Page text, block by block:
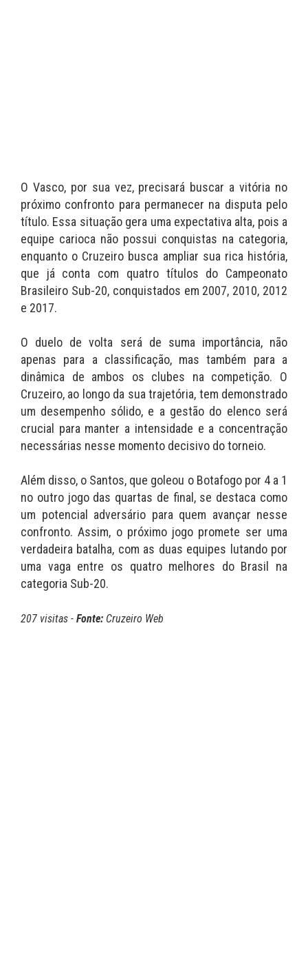
O Vasco, por sua vez, precisará buscar a vitória no
próximo confronto para permanecer na disputa pelo
título. Essa situação gera uma expectativa alta, pois a
equipe carioca não possui conquistas na categoria,
enquanto o Cruzeiro busca ampliar sua rica história,
que já conta com quatro títulos do Campeonato
Brasileiro Sub-20, conquistados em 2007, 2010, 2012
e 2017.
O duelo de volta será de suma importância, não
apenas para a classificação, mas também para a
dinâmica de ambos os clubes na competição. O
Cruzeiro, ao longo da sua trajetória, tem demonstrado
um desempenho sólido, e a gestão do elenco será
crucial para manter a intensidade e a concentração
necessárias nesse momento decisivo do torneio.
Além disso, o Santos, que goleou o Botafogo por 4 a 1
no outro jogo das quartas de final, se destaca como
um potencial adversário para quem avançar nesse
confronto. Assim, o próximo jogo promete ser uma
verdadeira batalha, com as duas equipes lutando por
uma vaga entre os quatro melhores do Brasil na
categoria Sub-20.
207 visitas - Fonte: Cruzeiro Web